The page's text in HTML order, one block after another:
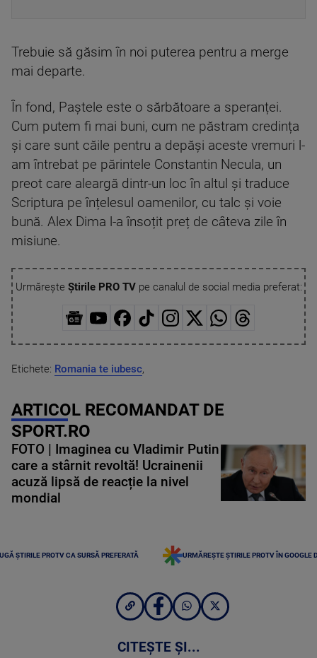
Trebuie să găsim în noi puterea pentru a merge
mai departe.
În fond, Paștele este o sărbătoare a speranței.
Cum putem fi mai buni, cum ne păstram credința
și care sunt căile pentru a depăși aceste vremuri l-
am întrebat pe părintele Constantin Necula, un
preot care aleargă dintr-un loc în altul și traduce
Scriptura pe înțelesul oamenilor, cu talc și voie
bună. Alex Dima l-a însoțit preț de câteva zile în
misiune.
Urmărește Știrile PRO TVpe canalul de social media preferat:
Etichete: Romania te iubesc,
ARTICOL RECOMANDAT DE
SPORT.RO
FOTO | Imaginea cu Vladimir Putin
care a stârnit revoltă! Ucrainenii
acuză lipsă de reacție la nivel
mondial
ȘTIRILE PROTV CA SURSĂ PREFERATĂ URMĂREȘTE ȘTIRILE PROTV ÎN GOOGLE
CITEȘTE ȘI...